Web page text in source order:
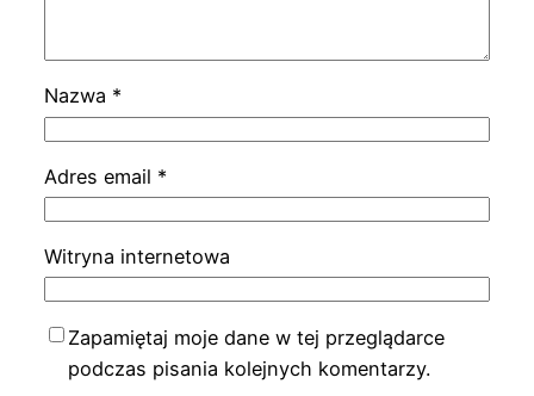
Nazwa *
Adres email *
Witryna internetowa
Zapamiętaj moje dane w tej przeglądarce
podczas pisania kolejnych komentarzy.